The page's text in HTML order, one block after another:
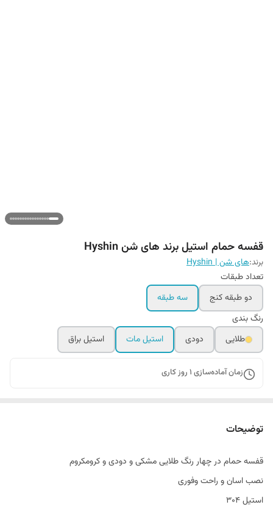
قفسه حمام استیل برند های شن Hyshin
برند:های شن | Hyshin
تعداد طبقات
دو طبقه کنج
سه طبقه
رنگ بندی
طلایی
دودی استیل مات استیل براق
زمان آماده‌سازی 1 روز کاری
توضیحات
قفسه حمام در چهار رنگ طلایی مشکی و دودی و کرومکروم
نصب اسان و راحت وفوری
استیل ۳۰۴